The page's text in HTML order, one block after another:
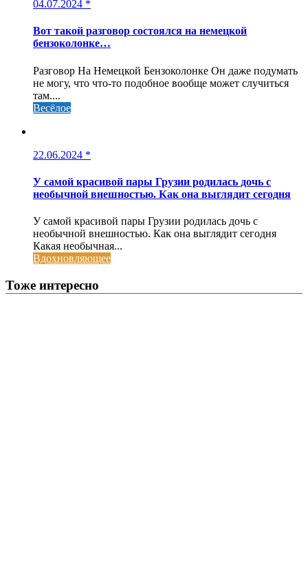
04.07.2024 *
Вот такой разговор состоялся на немецкой
бензоколонке…
Разговор На Немецкой Бензоколонке Он даже подумать
не могу, что что-то подобное вообще может случиться
там....
Весёлое
22.06.2024 *
У самой красивой пары Грузии родилась дочь с
необычной внешностью. Как она выглядит сегодня
У самой красивой пары Грузии родилась дочь с
необычной внешностью. Как она выглядит сегодня
Какая необычная...
Вдохновляющее
Тоже интересно